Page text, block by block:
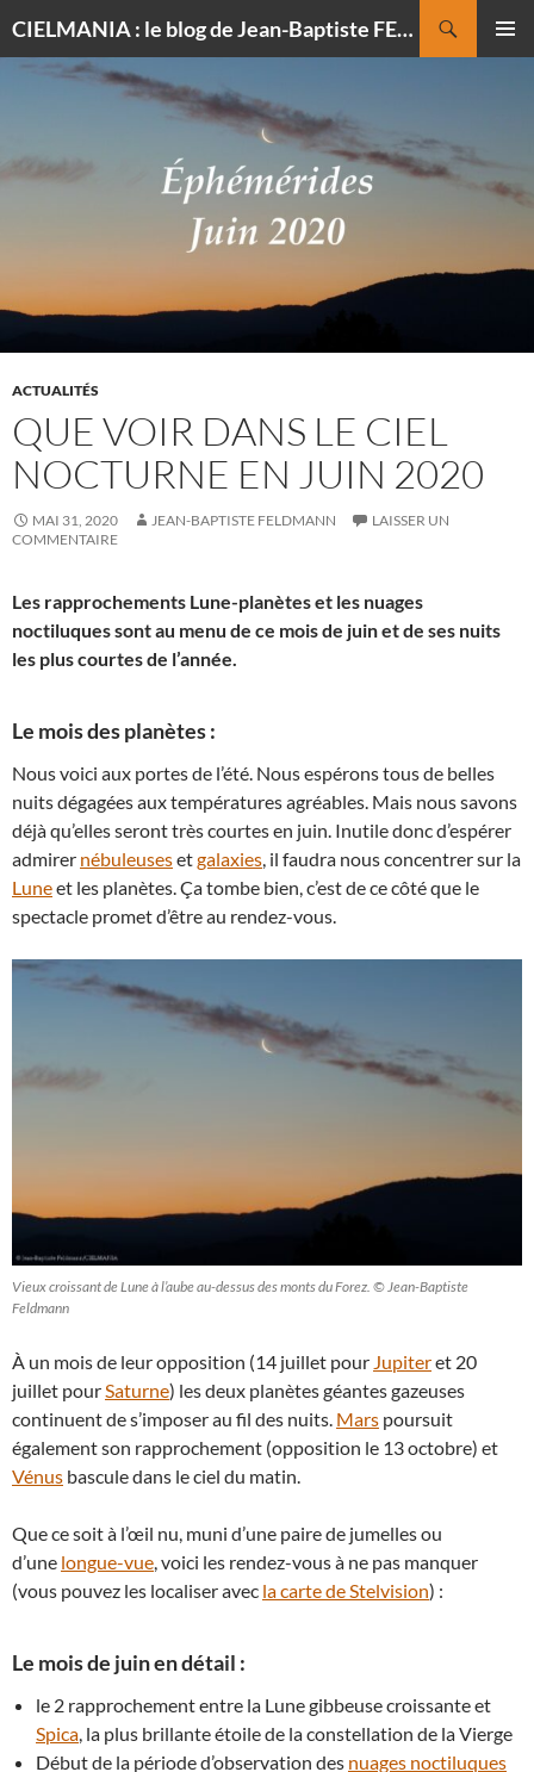
CIELMANIA : le blog de Jean-Baptiste FELDMANN, photographe du ciel
AU
ACTUALITÉS
QUE VOIR DANS LE CIEL
NOCTURNE EN JUIN 2020
MAI 31, 2020 JEAN-BAPTISTE FELDMANN
LAISSER UN
COMMENTAIRE
Les rapprochements Lune-planètes et les nuages
noctiluques sont au menu de ce mois de juin et de ses nuits
les plus courtes de l’année.
Le mois des planètes :
Nous voici aux portes de l’été. Nous espérons tous de belles
nuits dégagées aux températures agréables. Mais nous savons
déjà qu’elles seront très courtes en juin. Inutile donc d’espérer
admirer nébuleusesetgalaxies, il faudra nous concentrer sur la
Luneet les planètes. Ça tombe bien, c’est de ce côté que le
spectacle promet d’être au rendez-vous.
Vieux croissant de Lune à l’aube au-dessus des monts du Forez. © Jean-Baptiste
Feldmann
À un mois de leur opposition (14 juillet pour Jupiteret 20
juillet pour Saturne) les deux planètes géantes gazeuses
continuent de s’imposer au fil des nuits. Mars poursuit
également son rapprochement (opposition le 13 octobre) et
Vénus bascule dans le ciel du matin.
Que ce soit à l’œil nu, muni d’une paire de jumelles ou
d’une longue-vue , voici les rendez-vous à ne pas manquer
(vous pouvez les localiser avec la carte de Stelvision) :
Le mois de juin en détail :
le 2 rapprochement entre la Lune gibbeuse croissante et
Spica , la plus brillante étoile de la constellation de la Vierge
Début de la période d’observation des nuages noctiluques